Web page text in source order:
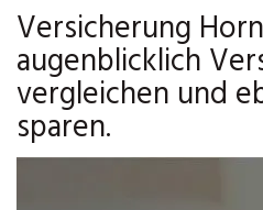
Versicherung
augenblicklich
vergleichen und
sparen.